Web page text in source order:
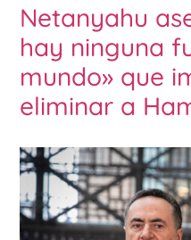
Netanyahu
hay ninguna
mundo» que
eliminar a